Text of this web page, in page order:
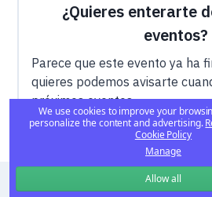
¿Quieres enterarte
eventos?
Parece que este evento ya ha
quieres podemos avisarte
próximos eventos.
© 2023 PARALLEL
We use cookies to improve your
personalize the content and advertising.
Cookie Policy
Manage
Allow all